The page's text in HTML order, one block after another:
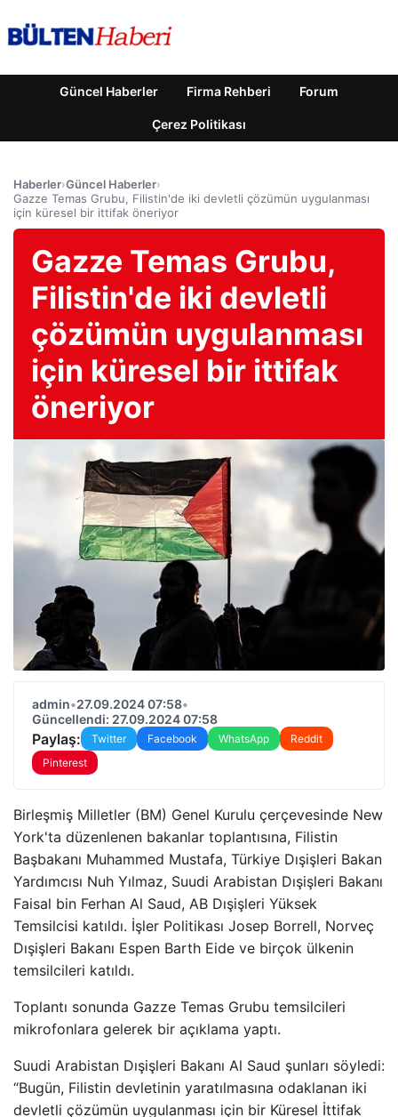
Güncel Haberler Firma Rehberi Forum
Çerez Politikası
Haberler›Güncel Haberler›
Gazze Temas Grubu, Filistin'de iki devletli çözümün uygulanması
için küresel bir ittifak öneriyor
Gazze Temas Grubu,
Filistin'de iki devletli
çözümün uygulanması
için küresel bir ittifak
öneriyor
admin•27.09.2024 07:58•
Güncellendi: 27.09.2024 07:58
Paylaş: Twitter Facebook WhatsApp
Reddit
Pinterest
Birleşmiş Milletler (BM) Genel Kurulu çerçevesinde New
York'ta düzenlenen bakanlar toplantısına, Filistin
Başbakanı Muhammed Mustafa, Türkiye Dışişleri Bakan
Yardımcısı Nuh Yılmaz, Suudi Arabistan Dışişleri Bakanı
Faisal bin Ferhan Al Saud, AB Dışişleri Yüksek
Temsilcisi katıldı. İşler Politikası Josep Borrell, Norveç
Dışişleri Bakanı Espen Barth Eide ve birçok ülkenin
temsilcileri katıldı.
Toplantı sonunda Gazze Temas Grubu temsilcileri
mikrofonlara gelerek bir açıklama yaptı.
Suudi Arabistan Dışişleri Bakanı Al Saud şunları söyledi:
“Bugün, Filistin devletinin yaratılmasına odaklanan iki
devletli çözümün uygulanması için bir Küresel İttifak